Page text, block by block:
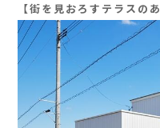
【街を見おろすテラスの